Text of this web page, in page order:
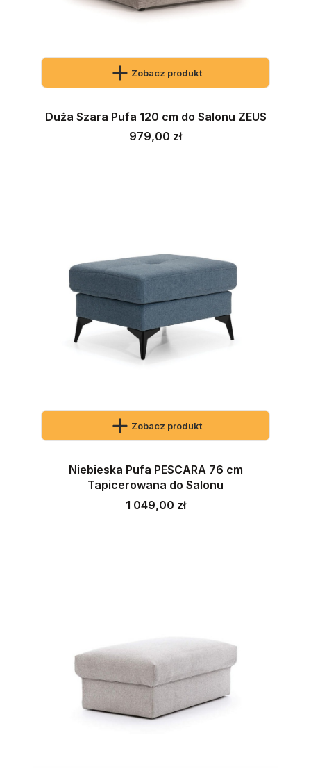
Zobacz produkt
Duża Szara Pufa 120 cm do Salonu ZEUS
Cena
979,00 zł
Zobacz produkt
Niebieska Pufa PESCARA 76 cm
Tapicerowana do Salonu
Cena
1 049,00 zł